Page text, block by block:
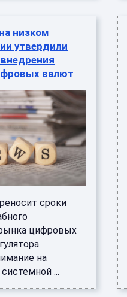
низком
утвердили
валют
сроки
цифровых
на
...